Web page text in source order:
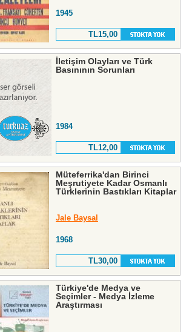
1945
TL15,00
İletişim Olayları ve Türk
Basınının Sorunları
1984
TL12,00
Müteferrika'dan Birinci
Meşrutiyete Kadar Osmanlı
Türklerinin Bastıkları Kitaplar
Jale Baysal
1968
TL30,00
Türkiye'de Medya ve
Seçimler - Medya İzleme
Araştırması